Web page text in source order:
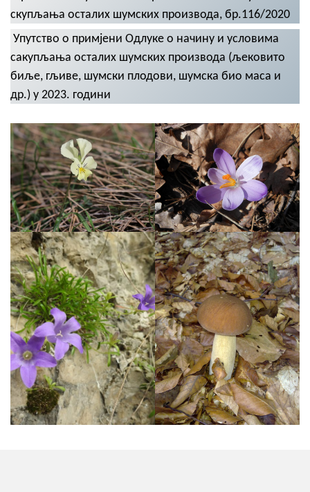
скупљања осталих шумских производа, бр.116/2020
Упутство о примјени Одлуке о начину и условима
сакупљања осталих шумских производа (љековито
биље, гљиве, шумски плодови, шумска био маса и
др.) у 2023. години